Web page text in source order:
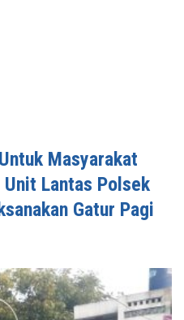
Masyarakat
Lantas Polsek
Gatur Pagi